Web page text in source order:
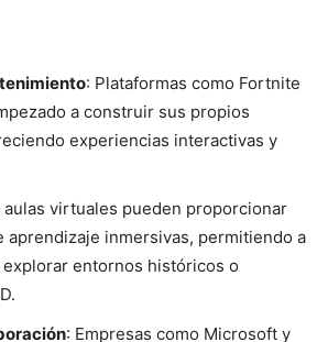
: Plataformas como Fortnite
a construir sus propios
experiencias interactivas y
aulas virtuales pueden proporcionar
aprendizaje inmersivas, permitiendo a
entornos históricos o
: Empresas como Microsoft y